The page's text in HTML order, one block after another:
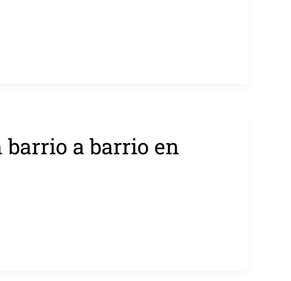
barrio a barrio en